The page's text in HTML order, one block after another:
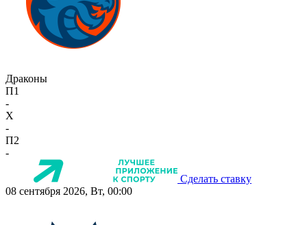
Драконы
П1
-
X
-
П2
-
Сделать ставку
08 сентября 2026, Вт, 00:00